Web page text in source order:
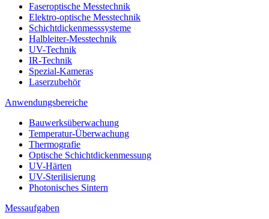
Faseroptische Messtechnik
Elektro-optische Messtechnik
Schichtdickenmesssysteme
Halbleiter-Messtechnik
UV-Technik
IR-Technik
Spezial-Kameras
Laserzubehör
Anwendungsbereiche
Bauwerksüberwachung
Temperatur-Überwachung
Thermografie
Optische Schichtdickenmessung
UV-Härten
UV-Sterilisierung
Photonisches Sintern
Messaufgaben